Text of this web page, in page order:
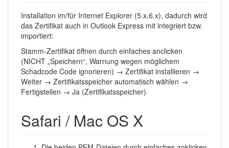
Installation im/für Internet Explorer (5.x,6.x), dadurch wird
das Zertifikat auch in Outlook Express mit integriert bzw.
importiert:
Stamm-Zertifikat öffnen durch einfaches anclicken
(NICHT „Speichern“, Warnung wegen möglichem
Schadcode Code ignorieren) → Zertifikat installieren →
Weiter → Zertifikatsspeicher automatisch wählen →
Fertigstellen → Ja (Zertifikatsspeicher)
Safari / Mac OS X